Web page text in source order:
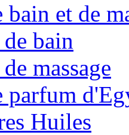
et de
bain
massage
parfum
Huiles